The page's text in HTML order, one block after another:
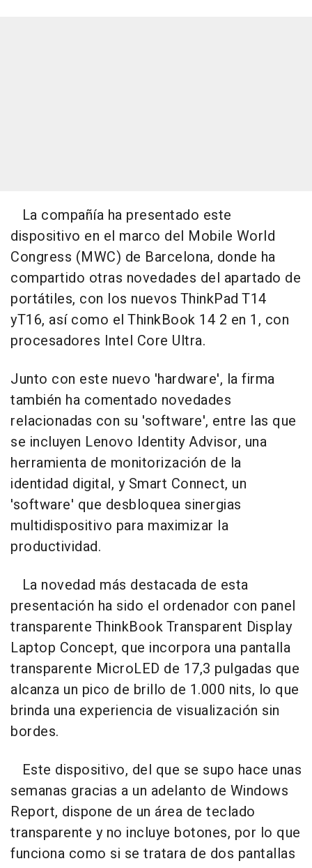
La compañía ha presentado este
dispositivo en el marco del Mobile World
Congress (MWC) de Barcelona, donde ha
compartido otras novedades del apartado de
portátiles, con los nuevos ThinkPad T14
yT16, así como el ThinkBook 14 2 en 1, con
procesadores Intel Core Ultra.
Junto con este nuevo 'hardware', la firma
también ha comentado novedades
relacionadas con su 'software', entre las que
se incluyen Lenovo Identity Advisor, una
herramienta de monitorización de la
identidad digital, y Smart Connect, un
'software' que desbloquea sinergias
multidispositivo para maximizar la
productividad.
La novedad más destacada de esta
presentación ha sido el ordenador con panel
transparente ThinkBook Transparent Display
Laptop Concept, que incorpora una pantalla
transparente MicroLED de 17,3 pulgadas que
alcanza un pico de brillo de 1.000 nits, lo que
brinda una experiencia de visualización sin
bordes.
Este dispositivo, del que se supo hace unas
semanas gracias a un adelanto de Windows
Report, dispone de un área de teclado
transparente y no incluye botones, por lo que
funciona como si se tratara de dos pantallas